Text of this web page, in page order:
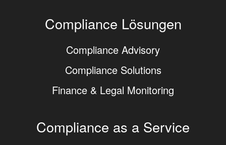
Compliance Lösungen
Compliance Advisory
Compliance Solutions
Finance & Legal Monitoring
Compliance as a Service